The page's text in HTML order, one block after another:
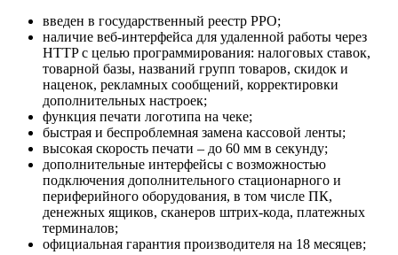
введен в государственный реестр РРО;
наличие веб-интерфейса для удаленной работы через
HTTP с целью программирования: налоговых ставок,
товарной базы, названий групп товаров, скидок и
наценок, рекламных сообщений, корректировки
дополнительных настроек;
функция печати логотипа на чеке;
быстрая и беспроблемная замена кассовой ленты;
высокая скорость печати – до 60 мм в секунду;
дополнительные интерфейсы с возможностью
подключения дополнительного стационарного и
периферийного оборудования, в том числе ПК,
денежных ящиков, сканеров штрих-кода, платежных
терминалов;
официальная гарантия производителя на 18 месяцев;